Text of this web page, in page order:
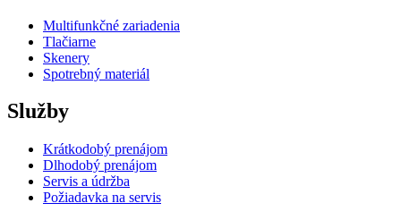
Multifunkčné zariadenia
Tlačiarne
Skenery
Spotrebný materiál
Služby
Krátkodobý prenájom
Dlhodobý prenájom
Servis a údržba
Požiadavka na servis